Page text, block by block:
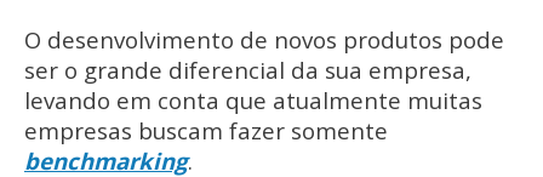
O desenvolvimento de novos produtos pode
ser o grande diferencial da sua empresa,
levando em conta que atualmente muitas
empresas buscam fazer somente
benchmarking.